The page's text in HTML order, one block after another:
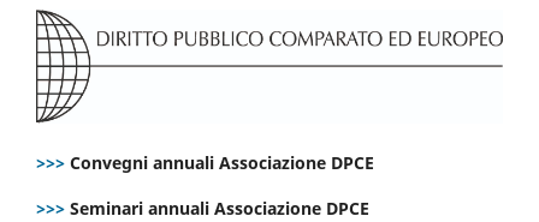
>>> Convegni annuali Associazione DPCE
>>> Seminari annuali Associazione DPCE